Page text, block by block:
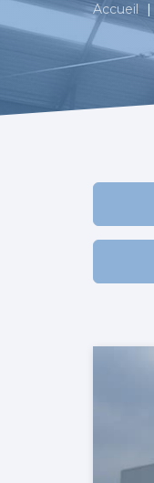
Accueil